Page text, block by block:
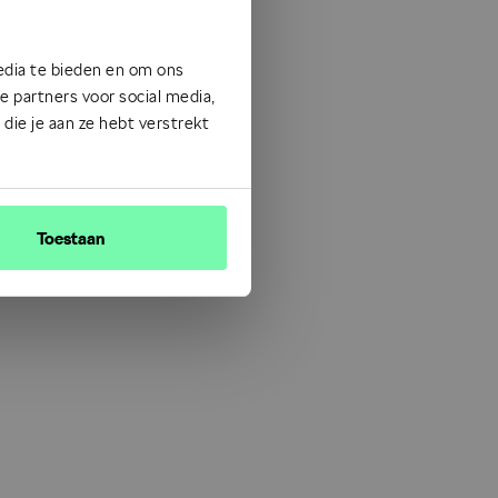
te bieden en om ons
partners voor social media,
je aan ze hebt verstrekt
Toestaan